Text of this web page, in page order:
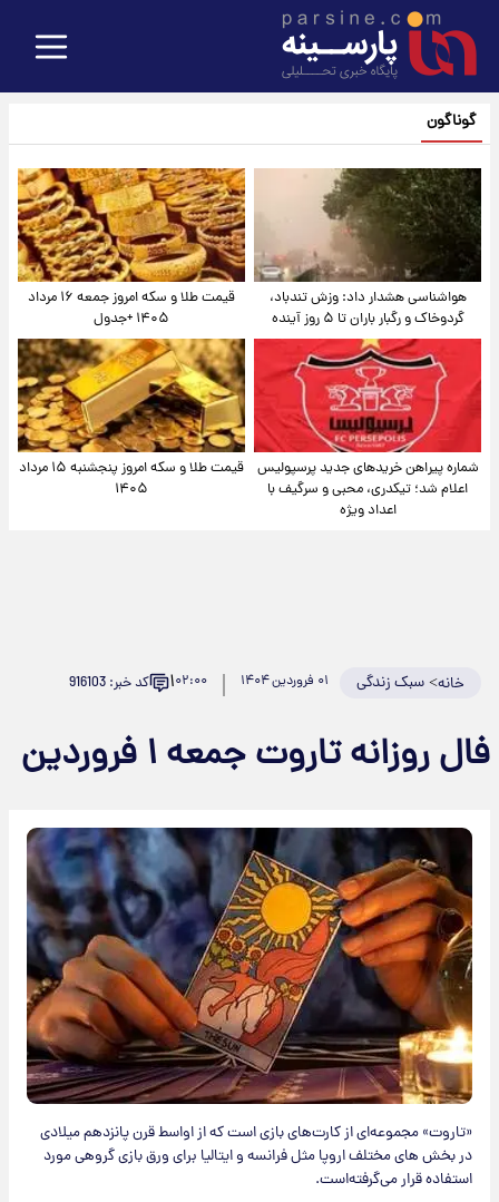
گوناگون
هواشناسی هشدار داد: وزش تندباد،
گردوخاک و رگبار باران تا ۵ روز آینده
قیمت طلا و سکه امروز جمعه ۱۶ مرداد
۱۴۰۵ +جدول
شماره پیراهن خریدهای جدید پرسپولیس
اعلام شد؛ تیکدری، محبی و سرگیف با
اعداد ویژه
قیمت طلا و سکه امروز پنجشنبه ۱۵ مرداد
۱۴۰۵
خانه>سبک زندگی ۰۱ فروردین ۱۴۰۴ ۰۲:۰۰۱ کد خبر: 916103
فال روزانه تاروت جمعه ۱ فروردین
«تاروت» مجموعه‌ای از کارت‌های بازی است که از اواسط قرن پانزدهم میلادی
در بخش های مختلف اروپا مثل فرانسه و ایتالیا برای ورق بازی گروهی مورد
استفاده قرار می‌گرفته‌است.